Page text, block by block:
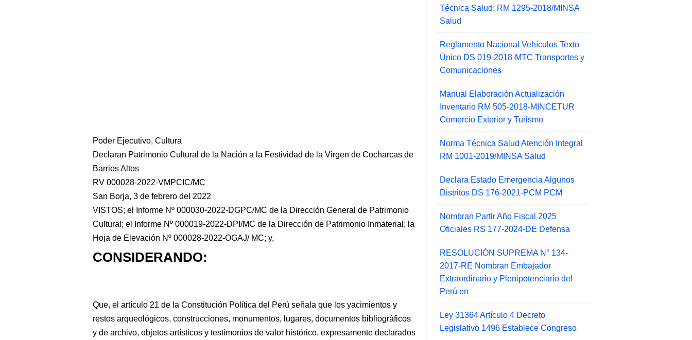
Poder Ejecutivo, Cultura
Declaran Patrimonio Cultural de la Nación a la Festividad de la Virgen de Cocharcas de
Barrios Altos
RV 000028-2022-VMPCIC/MC
San Borja, 3 de febrero del 2022
VISTOS; el Informe Nº 000030-2022-DGPC/MC de la Dirección General de Patrimonio
Cultural; el Informe Nº 000019-2022-DPI/MC de la Dirección de Patrimonio Inmaterial; la
Hoja de Elevación Nº 000028-2022-OGAJ/ MC; y,
CONSIDERANDO:
Que, el artículo 21 de la Constitución Política del Perú señala que los yacimientos y
restos arqueológicos, construcciones, monumentos, lugares, documentos bibliográficos
y de archivo, objetos artísticos y testimonios de valor histórico, expresamente declarados
Técnica Salud: RM 1295-2018/MINSA
Salud
Reglamento Nacional Vehículos Texto
Único DS 019-2018-MTC Transportes y
Comunicaciones
Manual Elaboración Actualización
Inventario RM 505-2018-MINCETUR
Comercio Exterior y Turismo
Norma Técnica Salud Atención Integral
RM 1001-2019/MINSA Salud
Declara Estado Emergencia Algunos
Distritos DS 176-2021-PCM PCM
Nombran Partir Año Fiscal 2025
Oficiales RS 177-2024-DE Defensa
RESOLUCIÓN SUPREMA N° 134-
2017-RE Nombran Embajador
Extraordinario y Plenipotenciario del
Perú en
Ley 31364 Artículo 4 Decreto
Legislativo 1496 Establece Congreso